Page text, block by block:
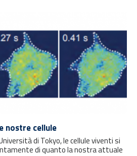
nostre cellule
di Tokyo, le cellule viventi si
di quanto la nostra attuale